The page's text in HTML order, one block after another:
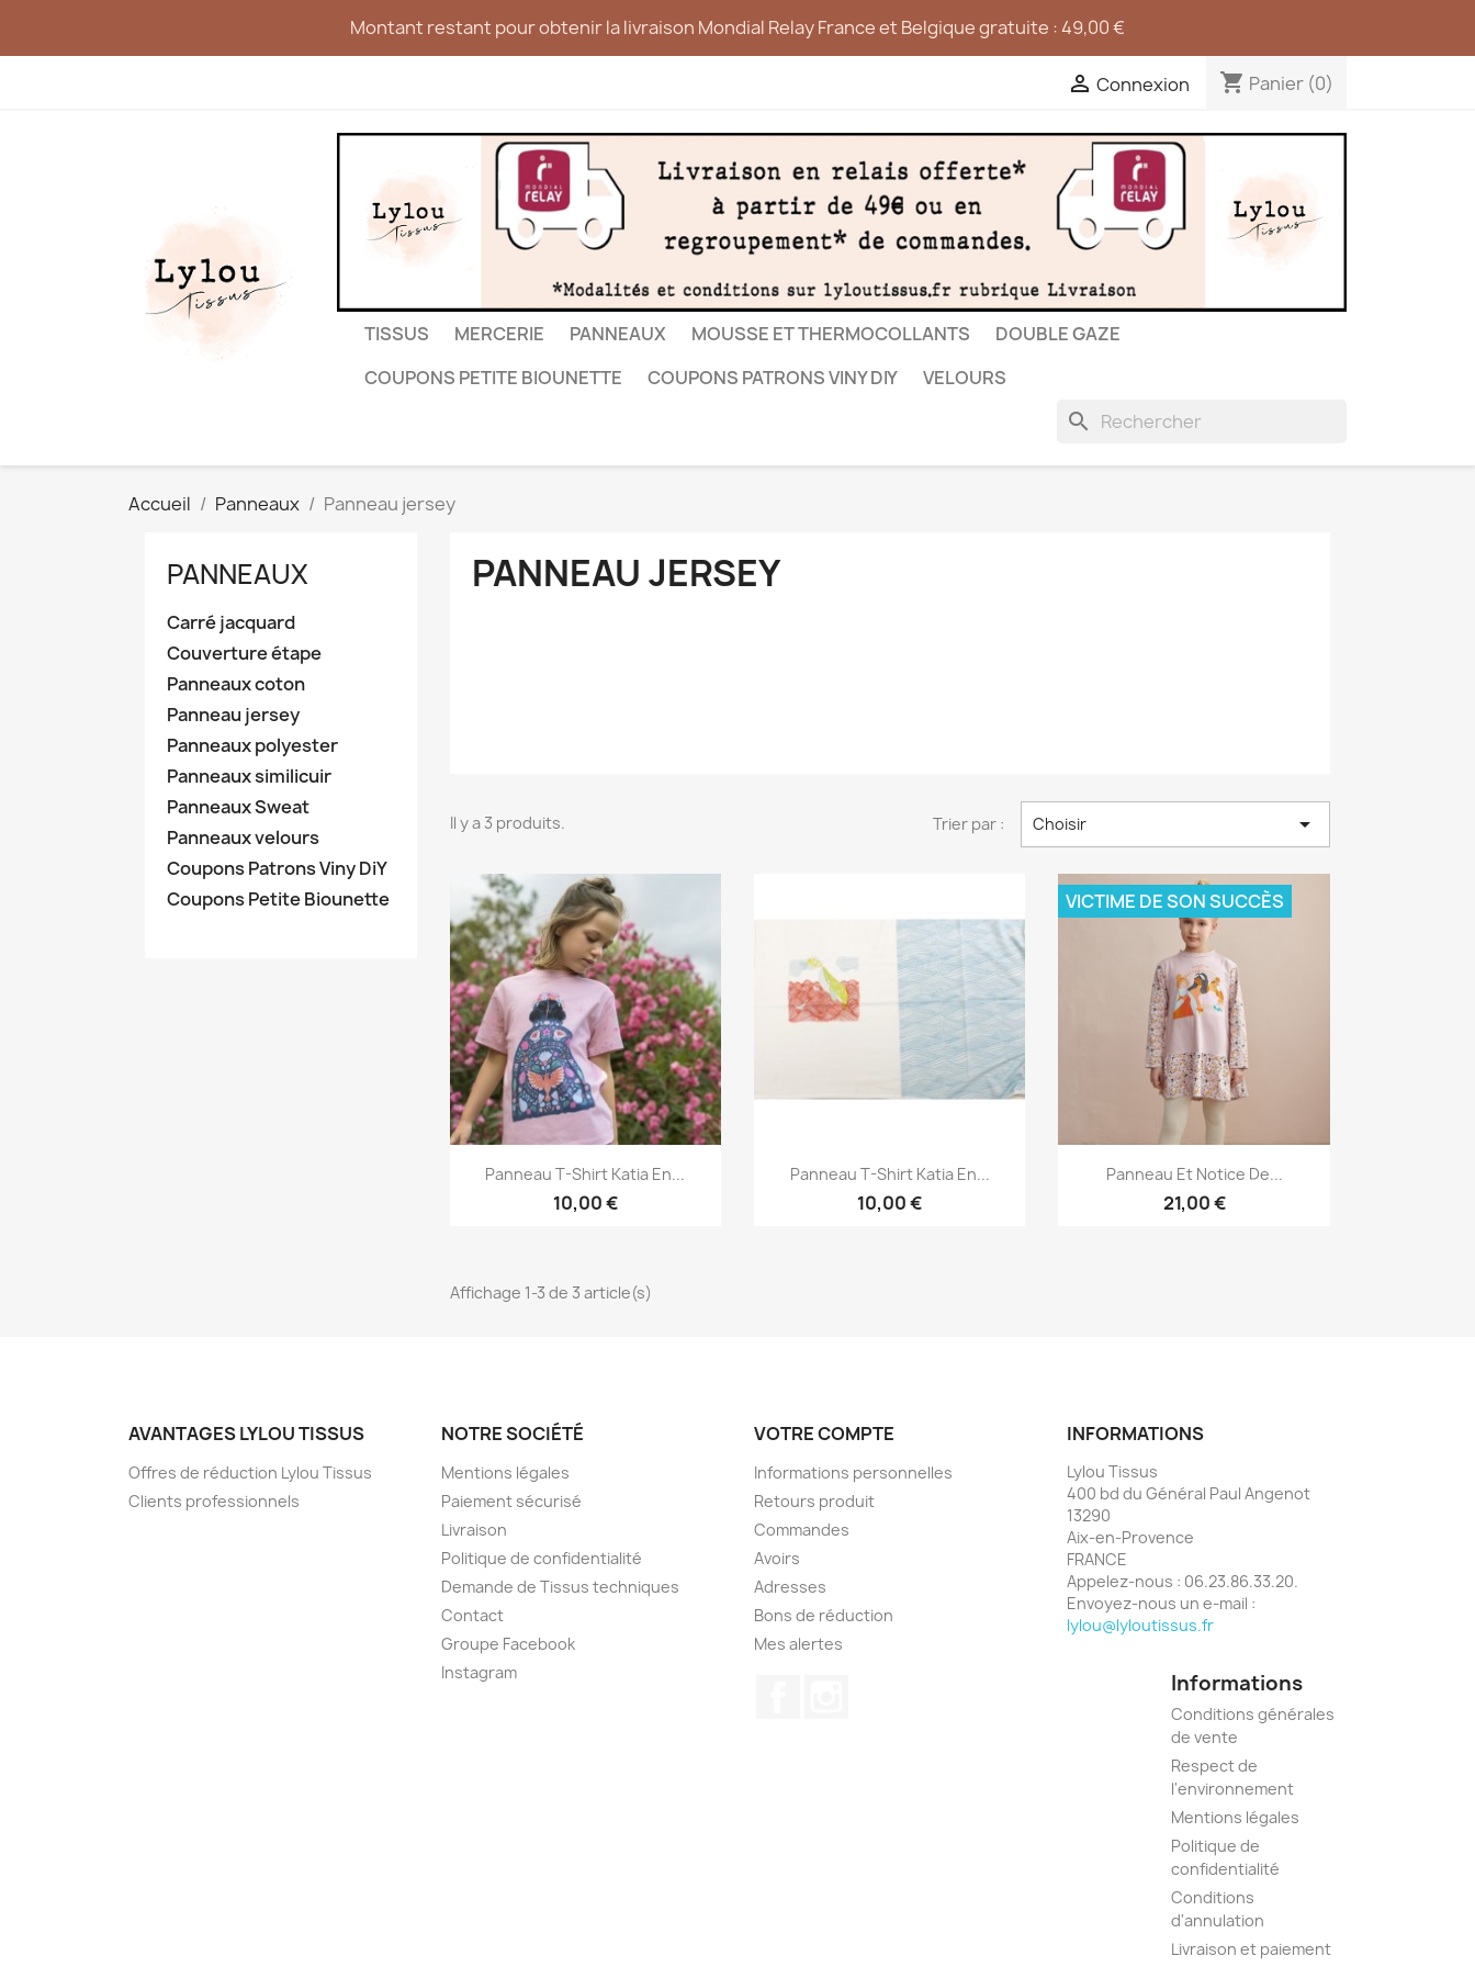
Montant restant pour obtenir la livraison Mondial Relay France et Belgique gratuite : 49,00 €
 Connexion shopping_cart Panier (0)
TISSUS MERCERIE PANNEAUX MOUSSE ET THERMOCOLLANTS
DOUBLE GAZE
COUPONS PETITE BIOUNETTE
COUPONS PATRONS VINY DIY VELOURS
search
Accueil Panneaux Panneau jersey
PANNEAUX
Carré jacquard
Couverture étape
Panneaux coton
Panneau jersey
Panneaux polyester
Panneaux similicuir
Panneaux Sweat
Panneaux velours
Coupons Patrons Viny DiY
Coupons Petite Biounette
PANNEAU JERSEY
Il y a 3 produits. Trier par : Choisir 
Aperçu rapide
Panneau T-Shirt Katia En...
10,00 €
Aperçu rapide
Panneau T-Shirt Katia En...
10,00 €
Aperçu rapide
Panneau Et Notice De...
21,00 €
VICTIME DE SON SUCCÈS
Affichage 1-3 de 3 article(s)
AVANTAGES LYLOU TISSUS
Offres de réduction Lylou Tissus
Clients professionnels
NOTRE SOCIÉTÉ
Mentions légales
Paiement sécurisé
Livraison
Politique de confidentialité
Demande de Tissus techniques
Contact
Groupe Facebook
Instagram
VOTRE COMPTE
Informations personnelles
Retours produit
Commandes
Avoirs
Adresses
Bons de réduction
Mes alertes
INFORMATIONS
Lylou Tissus
400 bd du Général Paul Angenot
13290
Aix-en-Provence
FRANCE
Appelez-nous : 06.23.86.33.20.
Envoyez-nous un e-mail :
lylou@lyloutissus.fr
Informations
Conditions générales
de vente
Respect de
l'environnement
Mentions légales
Politique de
confidentialité
Conditions
d'annulation
Livraison et paiement